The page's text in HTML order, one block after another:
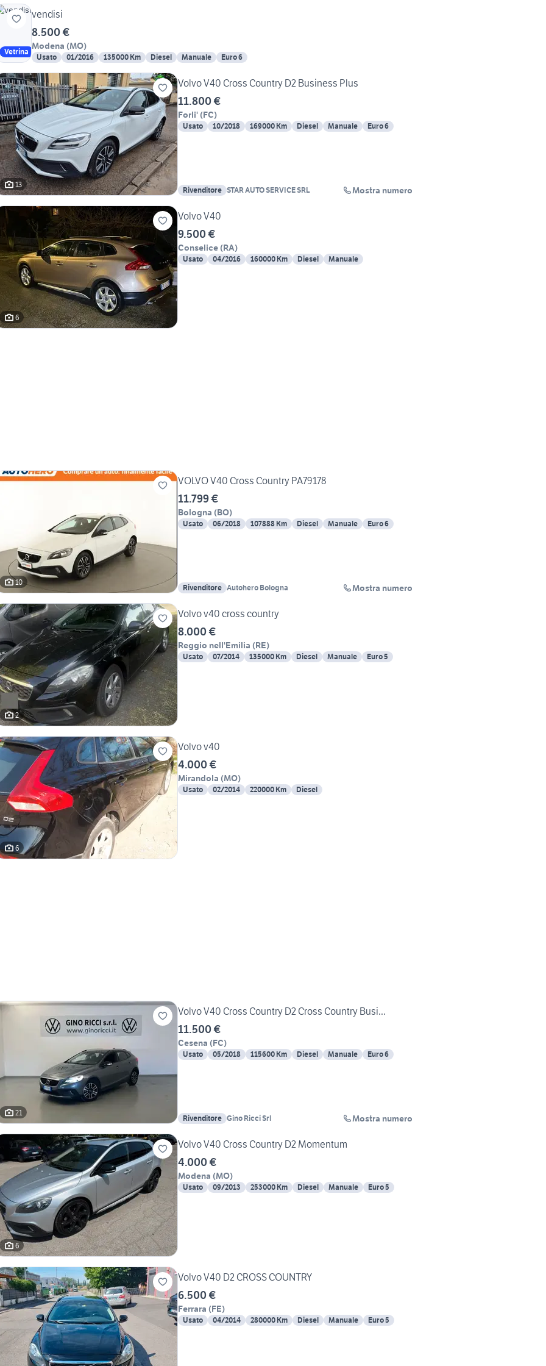
Vetrina
vendisi
8.500 €
Modena (MO)
Usato 01/2016 135000 Km Diesel Manuale Euro 6
13
Volvo V40 Cross Country D2 Business Plus
11.800 €
Forli' (FC)
Usato 10/2018 169000 Km Diesel Manuale Euro 6
Rivenditore STAR AUTO SERVICE SRL Mostra numero
6
Volvo V40
9.500 €
Conselice (RA)
Usato 04/2016 160000 Km Diesel Manuale
10
VOLVO V40 Cross Country PA79178
11.799 €
Bologna (BO)
Usato 06/2018 107888 Km Diesel Manuale Euro 6
Rivenditore Autohero Bologna Mostra numero
2
Volvo v40 cross country
8.000 €
Reggio nell'Emilia (RE)
Usato 07/2014 135000 Km Diesel Manuale Euro 5
6
Volvo v40
4.000 €
Mirandola (MO)
Usato 02/2014 220000 Km Diesel
21
Volvo V40 Cross Country D2 Cross Country Busi...
11.500 €
Cesena (FC)
Usato 05/2018 115600 Km Diesel Manuale Euro 6
Rivenditore Gino Ricci Srl Mostra numero
6
Volvo V40 Cross Country D2 Momentum
4.000 €
Modena (MO)
Usato 09/2013 253000 Km Diesel Manuale Euro 5
Volvo V40 D2 CROSS COUNTRY
6.500 €
Ferrara (FE)
Usato 04/2014 280000 Km Diesel Manuale Euro 5